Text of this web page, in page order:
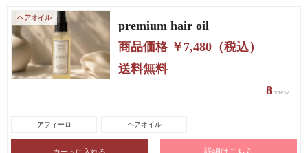
ヘアオイル
premium hair oil
アフィーロ ヘアオイル
商品価格 ￥7,480（税込）
送料無料
8 view